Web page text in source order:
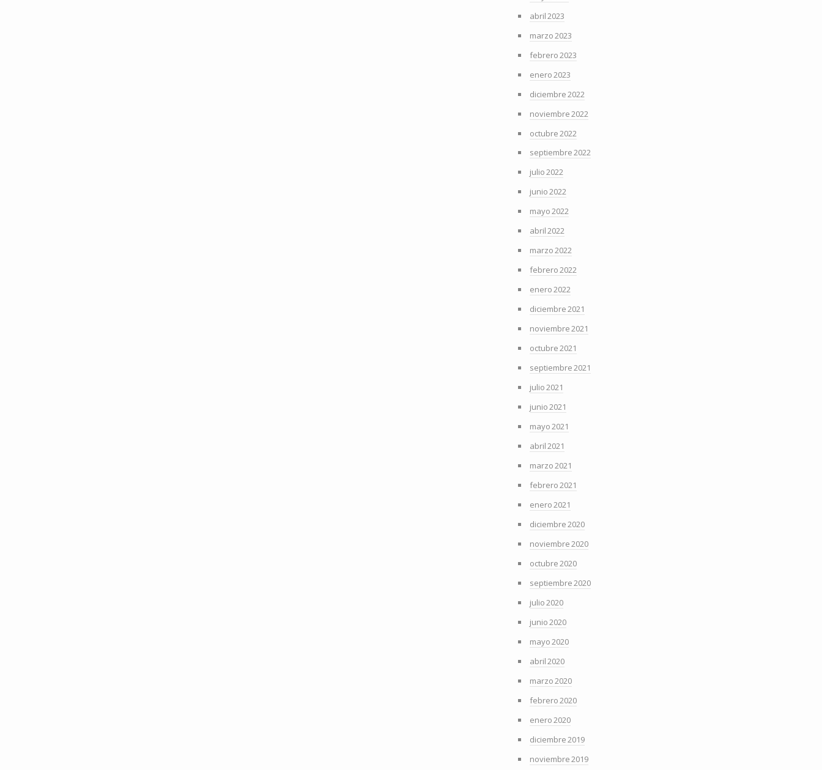
abril 2023
marzo 2023
febrero 2023
enero 2023
diciembre 2022
noviembre 2022
octubre 2022
septiembre 2022
julio 2022
junio 2022
mayo 2022
abril 2022
marzo 2022
febrero 2022
enero 2022
diciembre 2021
noviembre 2021
octubre 2021
septiembre 2021
julio 2021
junio 2021
mayo 2021
abril 2021
marzo 2021
febrero 2021
enero 2021
diciembre 2020
noviembre 2020
octubre 2020
septiembre 2020
julio 2020
junio 2020
mayo 2020
abril 2020
marzo 2020
febrero 2020
enero 2020
diciembre 2019
noviembre 2019